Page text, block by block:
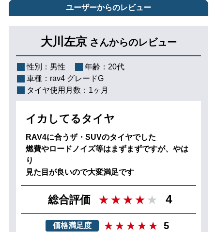
ユーザーからのレビュー
大川左京 さんからのレビュー
性別： 男性 年齢： 20代
車種： rav4 グレードG
タイヤ使用月数： 1ヶ月
イカしてるタイヤ
RAV4に合うザ・SUVのタイヤでした
燃費やロードノイズ等はまずまずですが、やは
り
見た目が良いので大変満足です
総合評価 4
価格満足度 5